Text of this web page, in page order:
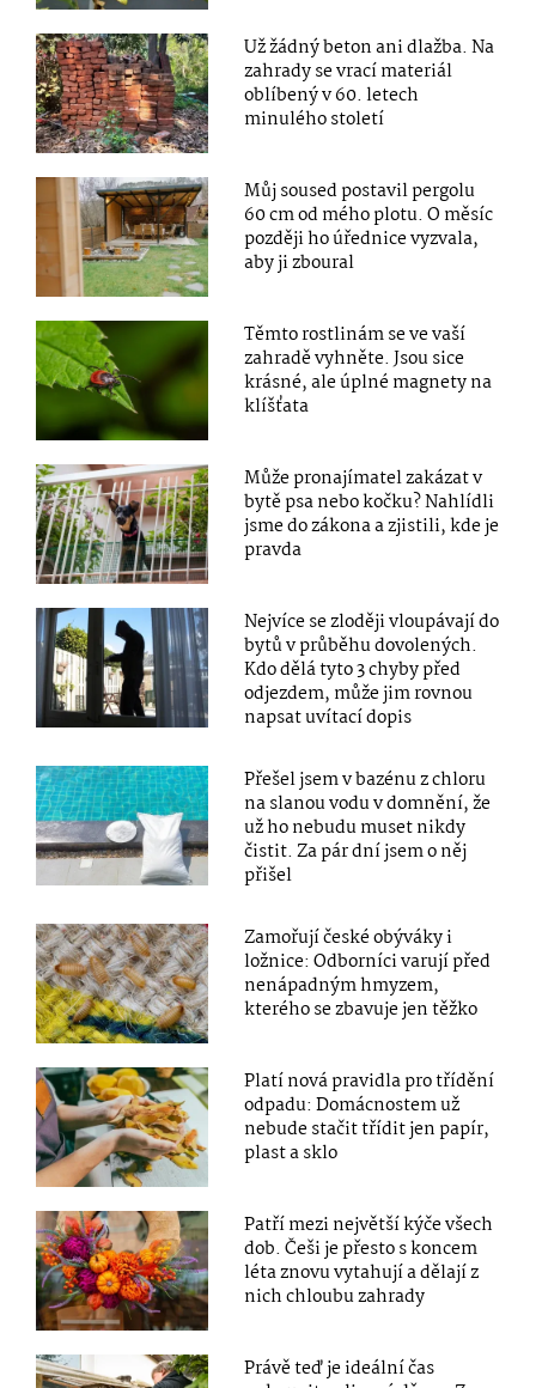
Už žádný beton ani dlažba. Na
zahrady se vrací materiál
oblíbený v 60. letech
minulého století
Můj soused postavil pergolu
60 cm od mého plotu. O měsíc
později ho úřednice vyzvala,
aby ji zboural
Těmto rostlinám se ve vaší
zahradě vyhněte. Jsou sice
krásné, ale úplné magnety na
klíšťata
Může pronajímatel zakázat v
bytě psa nebo kočku? Nahlídli
jsme do zákona a zjistili, kde je
pravda
Nejvíce se zloději vloupávají do
bytů v průběhu dovolených.
Kdo dělá tyto 3 chyby před
odjezdem, může jim rovnou
napsat uvítací dopis
Přešel jsem v bazénu z chloru
na slanou vodu v domnění, že
už ho nebudu muset nikdy
čistit. Za pár dní jsem o něj
přišel
Zamořují české obýváky i
ložnice: Odborníci varují před
nenápadným hmyzem,
kterého se zbavuje jen těžko
Platí nová pravidla pro třídění
odpadu: Domácnostem už
nebude stačit třídit jen papír,
plast a sklo
Patří mezi největší kýče všech
dob. Češi je přesto s koncem
léta znovu vytahují a dělají z
nich chloubu zahrady
Právě teď je ideální čas